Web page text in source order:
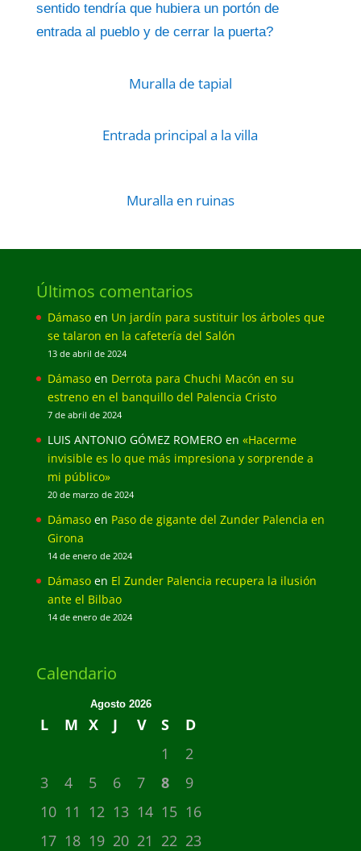
sentido tendría que hubiera un portón de
entrada al pueblo y de cerrar la puerta?
Muralla de tapial
Entrada principal a la villa
Muralla en ruinas
Últimos comentarios
Dámasoen Un jardín para sustituir los árboles que
se talaron en la cafetería del Salón
13 de abril de 2024
Dámasoen Derrota para Chuchi Macón en su
estreno en el banquillo del Palencia Cristo
7 de abril de 2024
LUIS ANTONIO GÓMEZ ROMERO en «Hacerme
invisible es lo que más impresiona y sorprende a
mi público»
20 de marzo de 2024
Dámasoen Paso de gigante del Zunder Palencia en
Girona
14 de enero de 2024
Dámasoen El Zunder Palencia recupera la ilusión
ante el Bilbao
14 de enero de 2024
Calendario
Agosto 2026
L M X J V S
D
1
2
3
4 5 6 7 8
9
10 11 12 13 14 15 16
17 18 19 20 21 22 23